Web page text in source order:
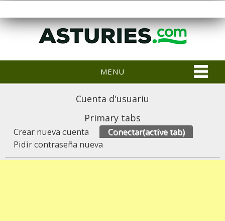
MENU
Cuenta d'usuariu
Primary tabs
Crear nueva cuenta Conectar(active tab)
Pidir contraseña nueva